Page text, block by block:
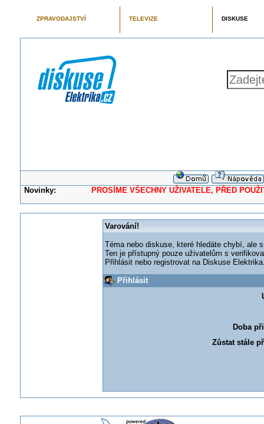
ZPRAVODAJSTVÍ TELEVIZE DISKUSE
Novinky: PROSÍME VŠECHNY UŽIVATELE, PŘED
Varování!
Téma nebo diskuse, které hledáte chybí, ale
Ten je přístupný pouze uživatelům s
Přihlásit nebo registrovat na Diskuse
Přihlásit
Doba
Zůstat stále